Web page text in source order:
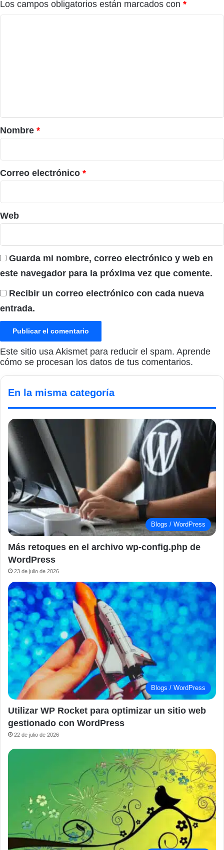
Los campos obligatorios están marcados con *
r
i
o
*
Nombre *
Correo electrónico *
Web
Guarda mi nombre, correo electrónico y web en
este navegador para la próxima vez que comente.
Recibir un correo electrónico con cada nueva
entrada.
Este sitio usa Akismet para reducir el spam. Aprende
cómo se procesan los datos de tus comentarios.
En la misma categoría
Blogs / WordPress
Más retoques en el archivo wp-config.php de
WordPress
23 de julio de 2026
Blogs / WordPress
Utilizar WP Rocket para optimizar un sitio web
gestionado con WordPress
22 de julio de 2026